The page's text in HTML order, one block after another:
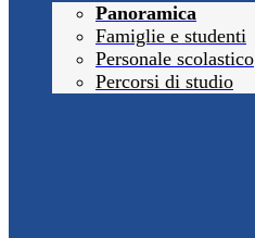
Panoramica
Famiglie e studenti
Personale scolastico
Percorsi di studio